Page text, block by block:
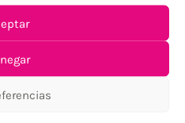
resto consultar